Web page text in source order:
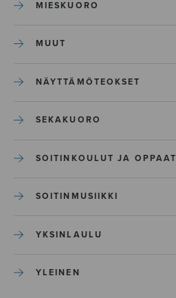
MIESKUORO
MUUT
NÄYTTÄMÖTEOKSET
SEKAKUORO
SOITINKOULUT JA OPPAAT
SOITINMUSIIKKI
YKSINLAULU
YLEINEN